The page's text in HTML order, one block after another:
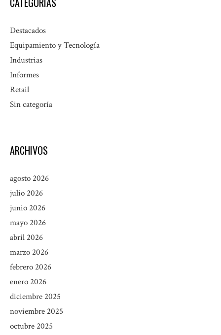
Destacados
Equipamiento y Tecnología
Industrias
Informes
Retail
Sin categoría
ARCHIVOS
agosto 2026
julio 2026
junio 2026
mayo 2026
abril 2026
marzo 2026
febrero 2026
enero 2026
diciembre 2025
noviembre 2025
octubre 2025